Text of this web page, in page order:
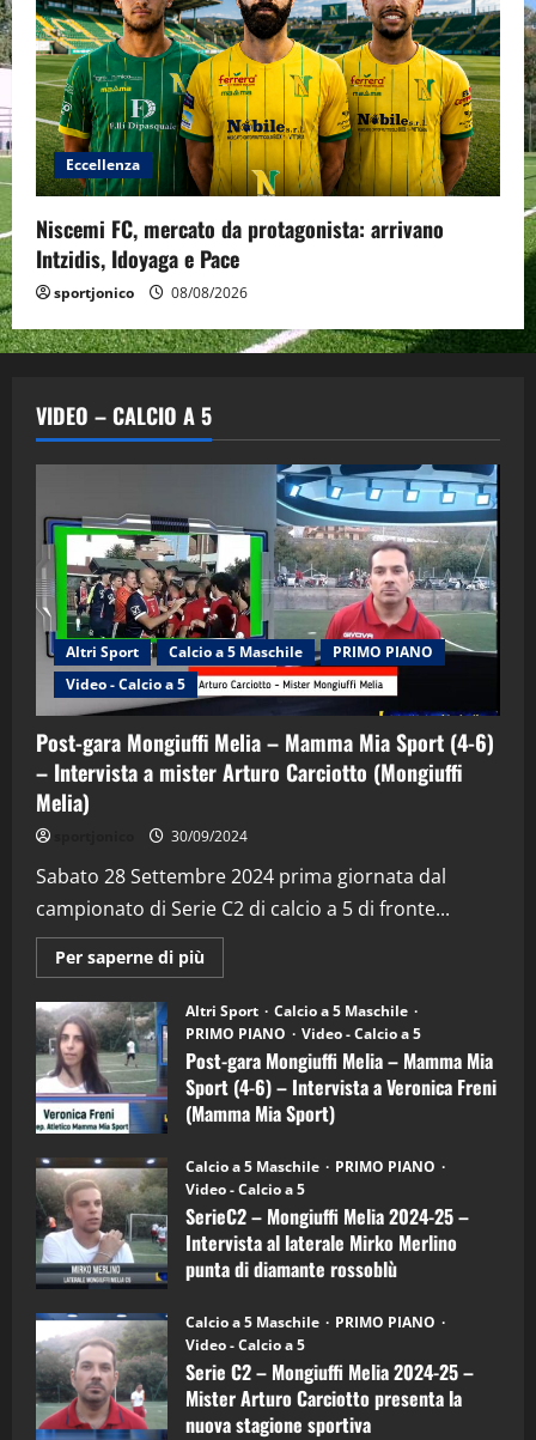
Eccellenza
Niscemi FC, mercato da protagonista: arrivano
Intzidis, Idoyaga e Pace
sportjonico 08/08/2026
VIDEO – CALCIO A 5
Altri Sport Calcio a 5 Maschile
PRIMO PIANO
Video - Calcio a 5
Post-gara Mongiuffi Melia – Mamma Mia Sport (4-6)
– Intervista a mister Arturo Carciotto (Mongiuffi
Melia)
30/09/2024
Sabato 28 Settembre 2024 prima giornata dal
campionato di Serie C2 di calcio a 5 di fronte...
Per saperne di più
informazioni
Post-
gara
Mongiuffi
Melia
–
Mamma
Mia
Sport
6)
–
Intervista
a
mister
Arturo
Carciotto
(Mongiuffi
Altri Sport
Calcio a 5 Maschile
PRIMO PIANO
Video - Calcio a 5
Post-gara Mongiuffi Melia – Mamma Mia
Sport (4-6) – Intervista a Veronica Freni
(Mamma Mia Sport)
Calcio a 5 Maschile
PRIMO PIANO
Video - Calcio a 5
SerieC2 – Mongiuffi Melia 2024-25 –
Intervista al laterale Mirko Merlino
punta di diamante rossoblù
Calcio a 5 Maschile
PRIMO PIANO
Video - Calcio a 5
Serie C2 – Mongiuffi Melia 2024-25 –
Mister Arturo Carciotto presenta la
nuova stagione sportiva
2
“SportEmpire” in Podcast: 29^ Puntata
(Martedi 28 Aprile 2026)
28/04/2026
3
"SportEmpire" in Podcast
“SportEmpire” in Podcast: 28^ Puntata
(Martedi 21 Aprile 2026)
21/04/2026
4
“SportEmpire” in Podcast: 27^ Puntata
(Martedi 14 Aprile 2026)
15/04/2026
5
“SportEmpire” in Podcast: 26^ Puntata
(Martedi 07 Aprile 2026)
08/04/2026